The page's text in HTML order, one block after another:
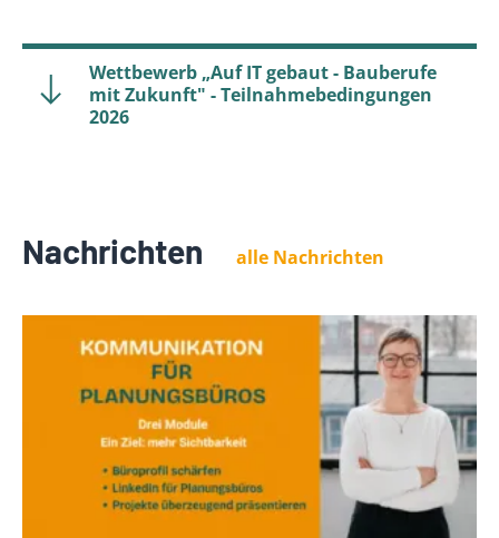
Wettbewerb „Auf IT gebaut - Bauberufe
mit Zukunft" - Teilnahmebedingungen
2026
Nachrichten alle Nachrichten